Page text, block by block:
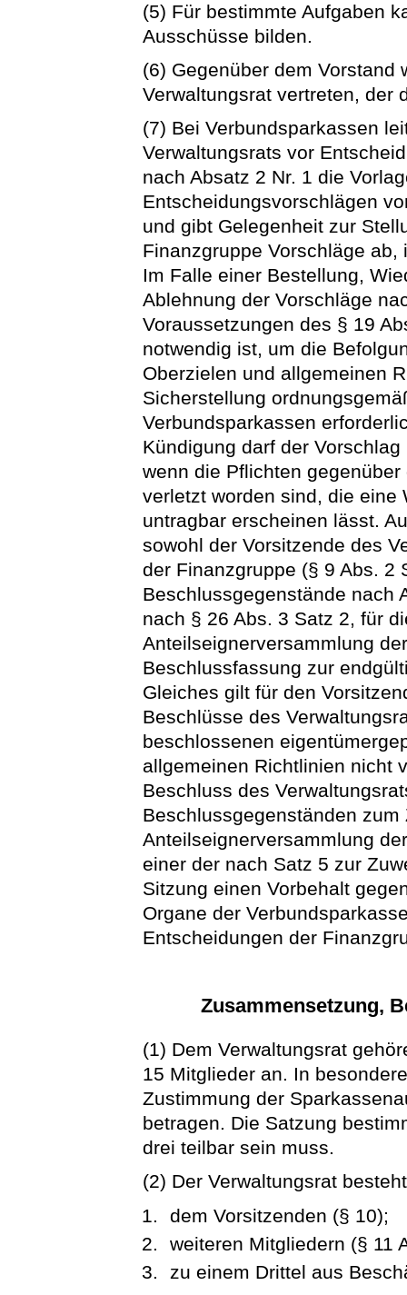
(5) Für bestimmte Aufgaben
Ausschüsse bilden.
(6) Gegenüber dem Vorstand
Verwaltungsrat vertreten, der
(7) Bei Verbundsparkassen
Verwaltungsrats vor
nach Absatz 2 Nr. 1 die
Entscheidungsvorschlägen
und gibt Gelegenheit zur
Finanzgruppe Vorschläge
Im Falle einer Bestellung,
Ablehnung der Vorschläge
Voraussetzungen des § 19
notwendig ist, um die
Oberzielen und allgemeinen
Sicherstellung
Verbundsparkassen
Kündigung darf der
wenn die Pflichten
verletzt worden sind, die eine
untragbar erscheinen lässt.
sowohl der Vorsitzende des
der Finanzgruppe (§ 9 Abs. 2
Beschlussgegenstände nach
nach § 26 Abs. 3 Satz 2, für
Anteilseignerversammlung
Beschlussfassung zur
Gleiches gilt für den
Beschlüsse des
beschlossenen
allgemeinen Richtlinien nicht
Beschluss des
Beschlussgegenständen
Anteilseignerversammlung
einer der nach Satz 5 zur
Sitzung einen Vorbehalt
Organe der
Entscheidungen der
Zusammensetzung,
(1) Dem Verwaltungsrat
15 Mitglieder an. In
Zustimmung der
betragen. Die Satzung
drei teilbar sein muss.
(2) Der Verwaltungsrat
dem Vorsitzenden (§ 10);
weiteren Mitgliedern (§ 11
zu einem Drittel aus